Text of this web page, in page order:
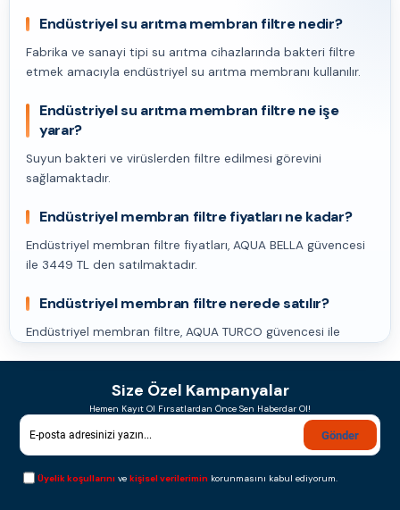
Endüstriyel su arıtma membran filtre nedir?
Fabrika ve sanayi tipi su arıtma cihazlarında bakteri filtre
etmek amacıyla endüstriyel su arıtma membranı kullanılır.
Endüstriyel su arıtma membran filtre ne işe
yarar?
Suyun bakteri ve virüslerden filtre edilmesi görevini
sağlamaktadır.
Endüstriyel membran filtre fiyatları ne kadar?
Endüstriyel membran filtre fiyatları, AQUA BELLA güvencesi
ile 3449 TL den satılmaktadır.
Endüstriyel membran filtre nerede satılır?
Endüstriyel membran filtre, AQUA TURCO güvencesi ile
Size Özel Kampanyalar
Hemen Kayıt Ol Fırsatlardan Önce Sen Haberdar Ol!
Gönder
Üyelik koşullarını vekişisel verilerimin korunmasını kabul ediyorum.